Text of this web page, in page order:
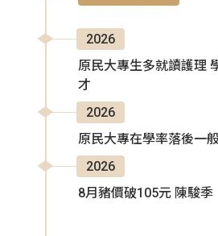
2026
原民大專生多就讀護理
才
2026
原民大專在學率落後一
2026
8月豬價破105元 陳駿季